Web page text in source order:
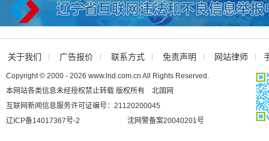
关于我们 广告报价 联系方式 免责声明 网站律师
Copyright © 2000 - 2026 www.lnd.com.cn All Rights Reserved.
本网站各类信息未经授权禁止转载 版权所有 北国网
互联网新闻信息服务许可证编号：21120200045
辽ICP备14017367号-2
沈网警备案20040201号